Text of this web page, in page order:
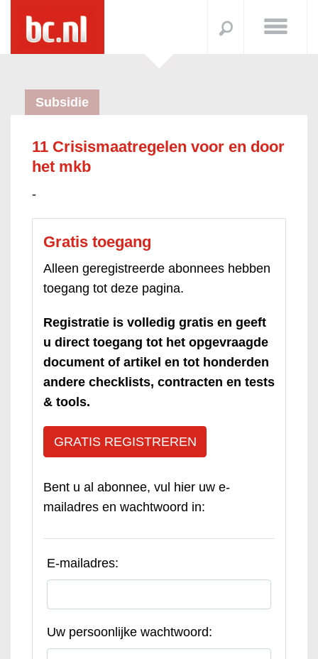
Subsidie
11 Crisismaatregelen voor en door
het mkb
-
Gratis toegang
Alleen geregistreerde abonnees hebben
toegang tot deze pagina.
Registratie is volledig gratis en geeft
u direct toegang tot het opgevraagde
document of artikel en tot honderden
andere checklists, contracten en tests
& tools.
GRATIS REGISTREREN
Bent u al abonnee, vul hier uw e-
mailadres en wachtwoord in:
E-mailadres:
Uw persoonlijke wachtwoord: